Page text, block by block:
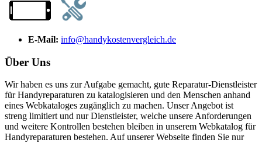
E-Mail: info@handykostenvergleich.de
Über Uns
Wir haben es uns zur Aufgabe gemacht, gute Reparatur-Dienstleister
für Handyreparaturen zu katalogisieren und den Menschen anhand
eines Webkataloges zugänglich zu machen. Unser Angebot ist
streng limitiert und nur Dienstleister, welche unsere Anforderungen
und weitere Kontrollen bestehen bleiben in unserem Webkatalog für
Handyreparaturen bestehen. Auf unserer Webseite finden Sie nur